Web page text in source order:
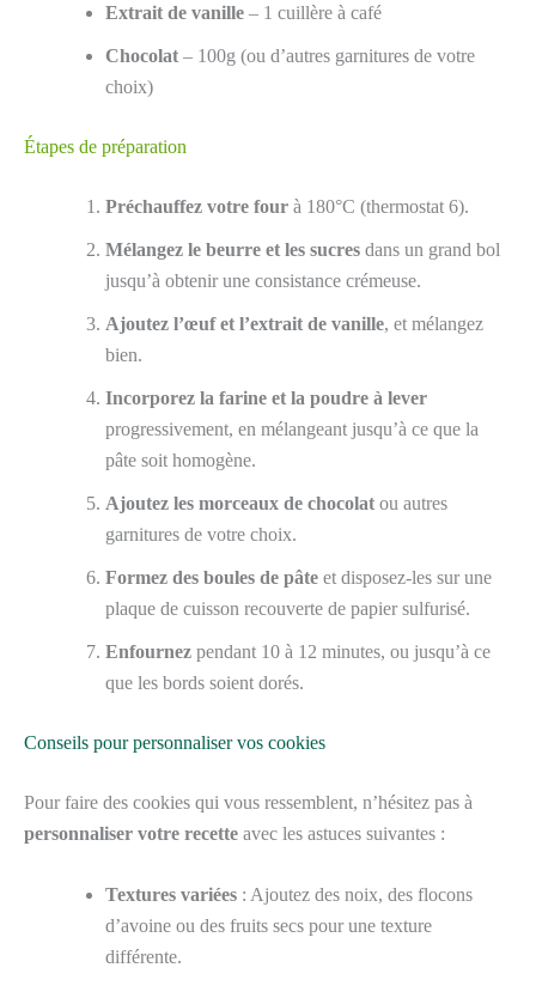
Extrait de vanille – 1 cuillère à café
Chocolat – 100g (ou d’autres garnitures de votre
choix)
Étapes de préparation
Préchauffez votre four à 180°C (thermostat 6).
Mélangez le beurre et les sucres dans un grand bol
jusqu’à obtenir une consistance crémeuse.
Ajoutez l’œuf et l’extrait de vanille, et mélangez
bien.
Incorporez la farine et la poudre à lever
progressivement, en mélangeant jusqu’à ce que la
pâte soit homogène.
Ajoutez les morceaux de chocolat ou autres
garnitures de votre choix.
Formez des boules de pâte et disposez-les sur une
plaque de cuisson recouverte de papier sulfurisé.
Enfournez pendant 10 à 12 minutes, ou jusqu’à ce
que les bords soient dorés.
Conseils pour personnaliser vos cookies
Pour faire des cookies qui vous ressemblent, n’hésitez pas à
personnaliser votre recette avec les astuces suivantes :
Textures variées : Ajoutez des noix, des flocons
d’avoine ou des fruits secs pour une texture
différente.